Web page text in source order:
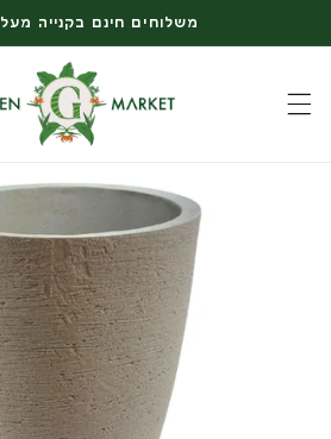
לתוכן
משלוחים חינם בקנייה מעל 1,000 ₪